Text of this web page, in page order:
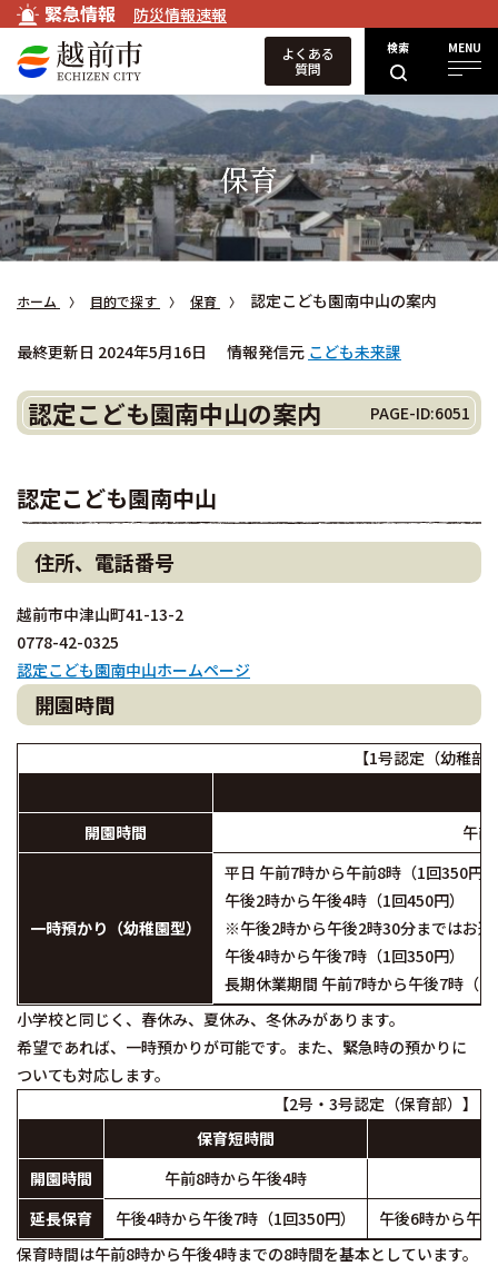
緊急情報 防災情報速報
検索 MENU
よくある
質問
保育
ホーム 目的で探す 保育 認定こども園南中山の案内
最終更新日 2024年5月16日 情報発信元 こども未来課
認定こども園南中山の案内 PAGE-ID:6051
認定こども園南中山
住所、電話番号
越前市中津山町41-13-2
0778-42-0325
認定こども園南中山ホームページ
開園時間
【1号認定（幼稚部
開園時間
午
一時預かり（幼稚園型）
平日 午前7時から午前8時（1回350円）
午後2時から午後4時（1回450円）
※午後2時から午後2時30分まではお
午後4時から午後7時（1回350円）
長期休業期間 午前7時から午後7時（
小学校と同じく、春休み、夏休み、冬休みがあります。
希望であれば、一時預かりが可能です。また、緊急時の預かりに
ついても対応します。
【2号・3号認定（保育部）】
保育短時間
開園時間
午前8時から午後4時
延長保育
午後4時から午後7時（1回350円）
午後6時から午
保育時間は午前8時から午後4時までの8時間を基本としています。